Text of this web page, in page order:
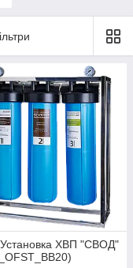
ХВП "СВОД"